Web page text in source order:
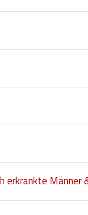
erkrankte Männer